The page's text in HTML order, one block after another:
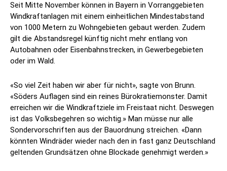
Seit Mitte November können in Bayern in Vorranggebieten
Windkraftanlagen mit einem einheitlichen Mindestabstand
von 1000 Metern zu Wohngebieten gebaut werden. Zudem
gilt die Abstandsregel künftig nicht mehr entlang von
Autobahnen oder Eisenbahnstrecken, in Gewerbegebieten
oder im Wald.
«So viel Zeit haben wir aber für nicht», sagte von Brunn.
«Söders Auflagen sind ein reines Bürokratiemonster. Damit
erreichen wir die Windkraftziele im Freistaat nicht. Deswegen
ist das Volksbegehren so wichtig.» Man müsse nur alle
Sondervorschriften aus der Bauordnung streichen. «Dann
könnten Windräder wieder nach den in fast ganz Deutschland
geltenden Grundsätzen ohne Blockade genehmigt werden.»